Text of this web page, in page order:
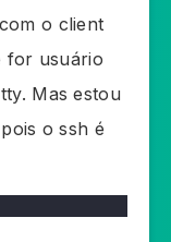
o client
for usuário
Mas estou
o ssh é